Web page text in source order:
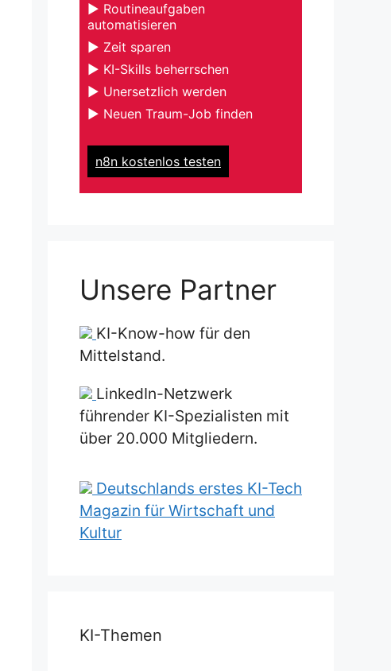
▶ Routineaufgaben
automatisieren
▶ Zeit sparen
▶ KI-Skills beherrschen
▶ Unersetzlich werden
▶ Neuen Traum-Job finden
n8n kostenlos testen
Unsere Partner
KI-Know-how für den
Mittelstand.
LinkedIn-Netzwerk
führender KI-Spezialisten mit
über 20.000 Mitgliedern.
Deutschlands erstes KI-Tech
Magazin für Wirtschaft und
Kultur
KI-Themen